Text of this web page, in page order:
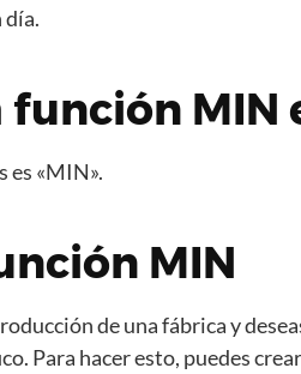
MIN
es «MIN».
MIN
de una fábrica y
Para hacer esto, puedes